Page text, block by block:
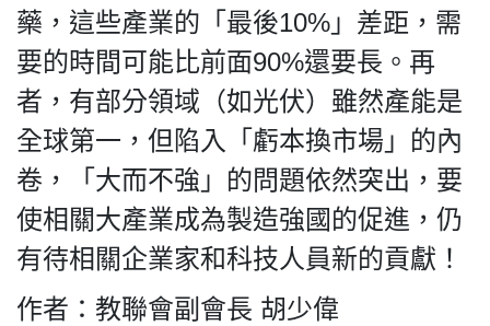
藥，這些產業的「最後10%」差距，需
要的時間可能比前面90%還要長。再
者，有部分領域（如光伏）雖然產能是
全球第一，但陷入「虧本換市場」的內
卷，「大而不強」的問題依然突出，要
使相關大產業成為製造強國的促進，仍
有待相關企業家和科技人員新的貢獻！
作者：教聯會副會長 胡少偉